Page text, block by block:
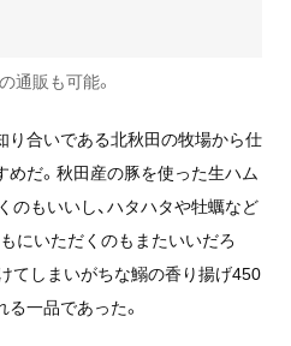
通販も可能。
り合いである北秋田の牧場から仕
めだ。秋田産の豚を使った生ハム
のもいいし、ハタハタや牡蠣など
にいただくのもまたいいだろ
てしまいがちな鰯の香り揚げ450
一品であった。